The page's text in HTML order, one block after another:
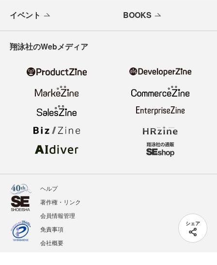
シェア
イベント BOOKS
翔泳社のWebメディア
ヘルプ
著作権・リンク
会員情報管理
免責事項
会社概要